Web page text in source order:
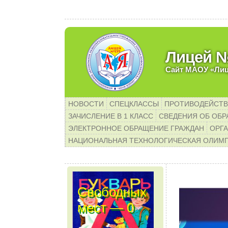
Лицей
Сайт МАОУ
НОВОСТИ СПЕЦКЛАССЫ
ЗАЧИСЛЕНИЕ В 1 КЛАСС
СВЕДЕНИЯ ОБ
ЭЛЕКТРОННОЕ ОБРАЩЕНИЕ ГРАЖДАН
НАЦИОНАЛЬНАЯ ТЕХНОЛОГИЧЕСКАЯ
Свободных
мест — 0